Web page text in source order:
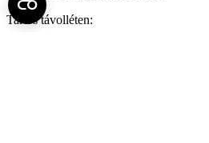
Tartós távolléten: